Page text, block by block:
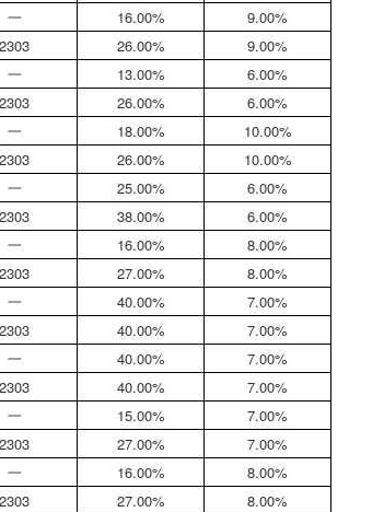
一 16.00%
9.00%
2303
26.00% 9.00%
一 13.00%
6.00%
2303
26.00% 6.00%
一 18.00%
10.00%
2303
26.00% 10.00%
一 25.00%
6.00%
2303
38.00% 6.00%
一 16.00%
8.00%
2303
27.00% 8.00%
一 40.00%
7.00%
2303
40.00% 7.00%
一 40.00%
7.00%
2303
40.00% 7.00%
一 15.00%
7.00%
2303
27.00% 7.00%
一 16.00%
8.00%
2303
27.00% 8.00%